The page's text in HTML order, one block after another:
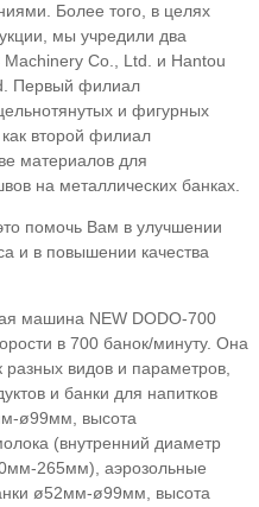
Более того, в целях
мы учредили два
Co., Ltd. и Hantou
Первый филиал
и фигурных
второй филиал
материалов для
на металлических банках.
помочь Вам в улучшении
и в повышении качества
машина NEW DODO-700
в 700 банок/минуту. Она
разных видов и параметров,
и банки для напитков
ø99мм, высота
(внутренний диаметр
265мм), аэрозольные
ø52мм-ø99мм, высота